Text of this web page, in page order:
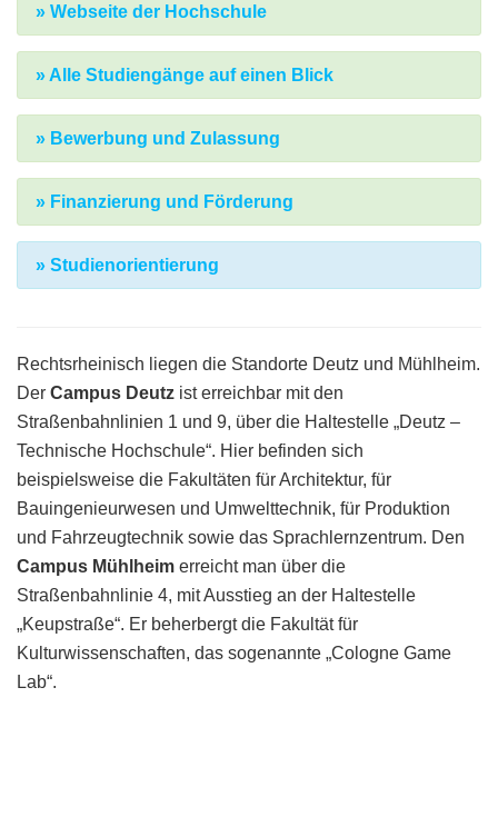
» Webseite der Hochschule
» Alle Studiengänge auf einen Blick
» Bewerbung und Zulassung
» Finanzierung und Förderung
» Studienorientierung
Rechtsrheinisch liegen die Standorte Deutz und Mühlheim.
Der Campus Deutz ist erreichbar mit den
Straßenbahnlinien 1 und 9, über die Haltestelle „Deutz –
Technische Hochschule“. Hier befinden sich
beispielsweise die Fakultäten für Architektur, für
Bauingenieurwesen und Umwelttechnik, für Produktion
und Fahrzeugtechnik sowie das Sprachlernzentrum. Den
Campus Mühlheim erreicht man über die
Straßenbahnlinie 4, mit Ausstieg an der Haltestelle
„Keupstraße“. Er beherbergt die Fakultät für
Kulturwissenschaften, das sogenannte „Cologne Game
Lab“.